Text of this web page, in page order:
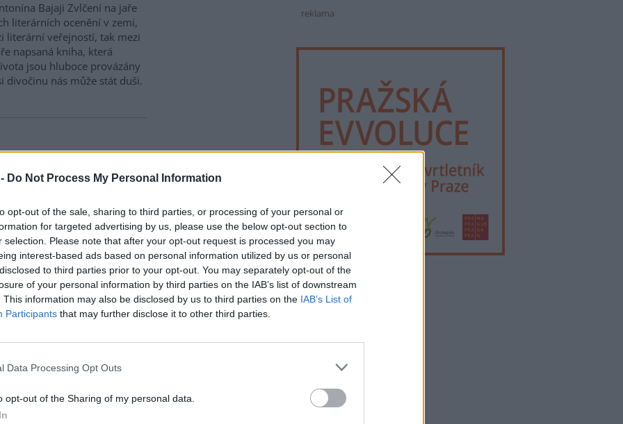
Do Not Process My Personal Information
opt-out of the sale, sharing to third parties, or processing of your personal or
for targeted advertising by us, please use the below opt-out section to
selection. Please note that after your opt-out request is processed you may
interest-based ads based on personal information utilized by us or personal
to third parties prior to your opt-out. You may separately opt-out of the
of your personal information by third parties on the IAB’s list of downstream
This information may also be disclosed by us to third parties on the IAB’s List of
Participants that may further disclose it to other third parties.
Data Processing Opt Outs
opt-out of the Sharing of my personal data.
Bajaji Zvlčení na jaře
literárních ocenění v zemi,
literární veřejností, tak mezi
napsaná kniha, která
jsou hluboce provázány
divočinu nás může stát duši.
měli by chodit pěšky,"
aktivista Nanao Sakaki při
stařík s
Olomoucí a dalšími
- a četl své básně.
a sborníků věnujících se
ochranářských,
od jednoduše
až po ty filozofické.
knize obrazům, konkrétně
reklama
reklama